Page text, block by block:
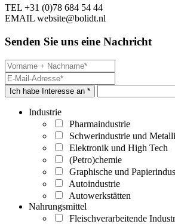
TEL +31 (0)78 684 54 44
EMAIL website@bolidt.nl
Senden Sie uns eine Nachricht
Ich habe Interesse an *
Industrie
Pharmaindustrie
Schwerindustrie und
Elektronik und High Tech
(Petro)chemie
Graphische und
Autoindustrie
Autowerkstätten
Nahrungsmittel
Fleischverarbeitende